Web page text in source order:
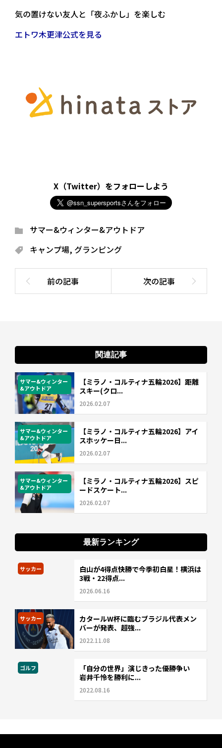
気の置けない友人と「夜ふかし」を楽しむ
エトワ木更津公式を見る
X（Twitter）をフォローしよう
サマー&ウィンター&アウトドア
キャンプ場, グランピング
関連記事
サマー&ウィンター
&アウトドア
【ミラノ・コルティナ五輪2026】距離
スキー(クロ...
2026.02.07
サマー&ウィンター
&アウトドア
【ミラノ・コルティナ五輪2026】アイ
スホッケー日...
2026.02.07
サマー&ウィンター
&アウトドア
【ミラノ・コルティナ五輪2026】スピ
ードスケート...
2026.02.07
最新ランキング
サッカー
白山が4得点快勝で今季初白星！横浜は
3戦・22得点...
2026.06.16
サッカー
カタールW杯に臨むブラジル代表メン
バーが発表、超強...
2022.11.08
ゴルフ
「自分の世界」演じきった優勝争い
岩井千怜を勝利に...
2022.08.16